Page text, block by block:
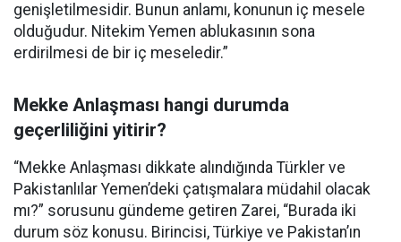
genişletilmesidir. Bunun anlamı, konunun iç mesele
olduğudur. Nitekim Yemen ablukasının sona
erdirilmesi de bir iç meseledir.”
Mekke Anlaşması hangi durumda
geçerliliğini yitirir?
“Mekke Anlaşması dikkate alındığında Türkler ve
Pakistanlılar Yemen’deki çatışmalara müdahil olacak
mı?” sorusunu gündeme getiren Zarei, “Burada iki
durum söz konusu. Birincisi, Türkiye ve Pakistan’ın